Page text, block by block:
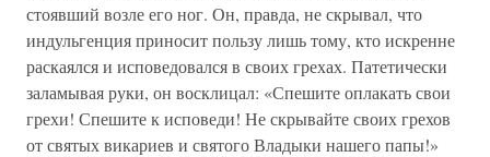
стоявший возле его ног. Он, правда, не скрывал, что
индульгенция приносит пользу лишь тому, кто искренне
раскаялся и исповедовался в своих грехах. Патетически
заламывая руки, он восклицал: «Спешите оплакать свои
грехи! Спешите к исповеди! Не скрывайте своих грехов
от святых викариев и святого Владыки нашего папы!»